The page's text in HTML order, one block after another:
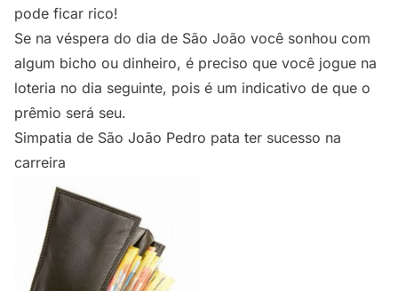
pode ficar rico!
Se na véspera do dia de São João você sonhou com
algum bicho ou dinheiro, é preciso que você jogue na
loteria no dia seguinte, pois é um indicativo de que o
prêmio será seu.
Simpatia de São João Pedro pata ter sucesso na
carreira